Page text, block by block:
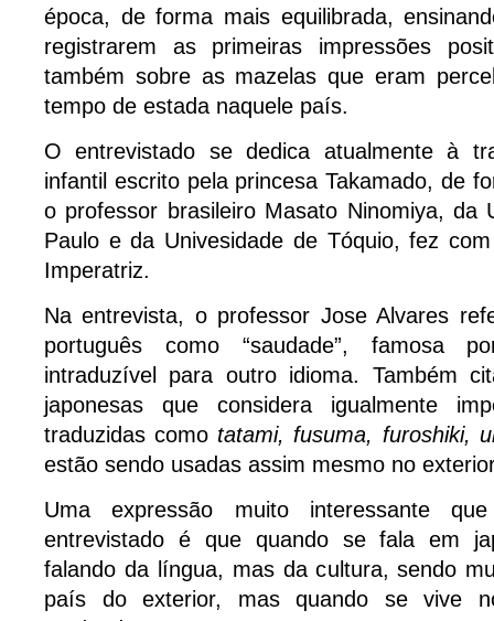
época, de forma mais equilibrada,
registrarem as primeiras impressões
também sobre as mazelas que eram
tempo de estada naquele país.
O entrevistado se dedica atualmente à
infantil escrito pela princesa Takamado, de
o professor brasileiro Masato Ninomiya, da
Paulo e da Univesidade de Tóquio, fez
Imperatriz.
Na entrevista, o professor Jose Alvares
português como “saudade”, famosa
intraduzível para outro idioma. Também
japonesas que considera igualmente
traduzidas como tatami, fusuma, furoshiki,
estão sendo usadas assim mesmo no
Uma expressão muito interessante
entrevistado é que quando se fala em
falando da língua, mas da cultura, sendo
país do exterior, mas quando se vive